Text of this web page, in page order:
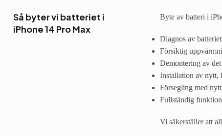
Så byter vi batteriet i
iPhone 14 Pro Max
Byte av batteri i
Diagnos av
Försiktig
Demontering av
Installation av nytt,
Försegling med
Fullständig
Vi säkerställer att